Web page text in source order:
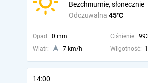
Odczuwalna 45°C
Bezchmurnie, słonecznie
Opad: 0 mm Ciśnienie:
Wiatr:
7 km/h Wilgotność:
14:00